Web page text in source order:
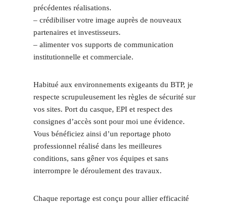
précédentes réalisations.
– crédibiliser votre image auprès de nouveaux
partenaires et investisseurs.
– alimenter vos supports de communication
institutionnelle et commerciale.
Habitué aux environnements exigeants du BTP, je
respecte scrupuleusement les règles de sécurité sur
vos sites. Port du casque, EPI et respect des
consignes d’accès sont pour moi une évidence.
Vous bénéficiez ainsi d’un reportage photo
professionnel réalisé dans les meilleures
conditions, sans gêner vos équipes et sans
interrompre le déroulement des travaux.
Chaque reportage est conçu pour allier efficacité